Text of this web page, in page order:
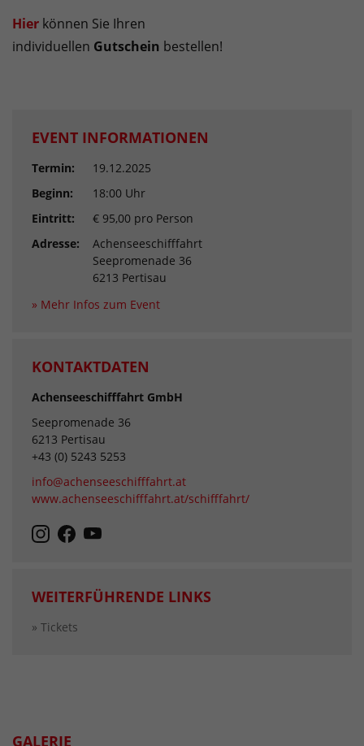
Hier können Sie Ihren
individuellen Gutschein bestellen!
EVENT INFORMATIONEN
Termin:
19.12.2025
Beginn:
18:00 Uhr
Eintritt:
€ 95,00 pro Person
Adresse:
Achenseeschifffahrt
Seepromenade 36
6213 Pertisau
» Mehr Infos zum Event
KONTAKTDATEN
Achenseeschifffahrt GmbH
Seepromenade 36
6213 Pertisau
+43 (0) 5243 5253
info@achenseeschifffahrt.at
www.achenseeschifffahrt.at/schifffahrt/
WEITERFÜHRENDE LINKS
» Tickets
GALERIE